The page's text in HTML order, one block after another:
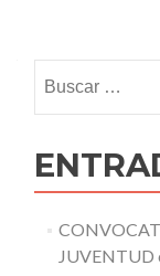
JUVENTUD